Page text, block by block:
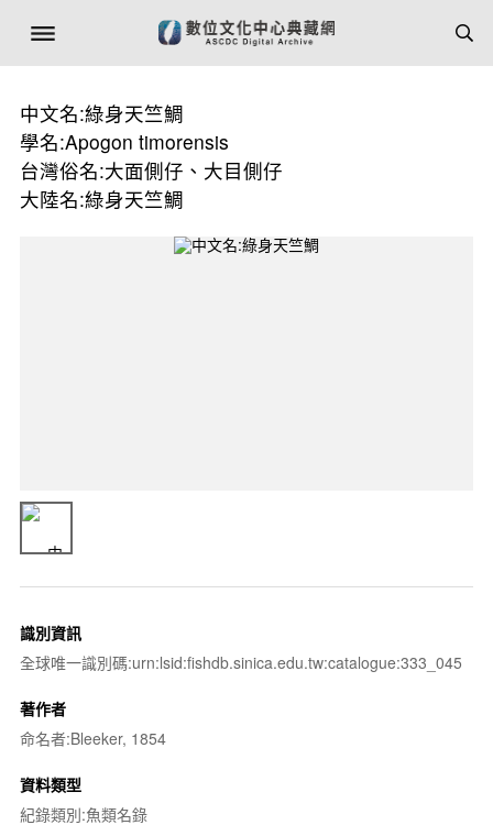
中文名:綠身天竺鯛
學名:Apogon timorensis
台灣俗名:大面側仔、大目側仔
大陸名:綠身天竺鯛
識別資訊
全球唯一識別碼:urn:lsid:fishdb.sinica.edu.tw:catalogue:333_045
著作者
命名者:Bleeker, 1854
資料類型
紀錄類別:魚類名錄